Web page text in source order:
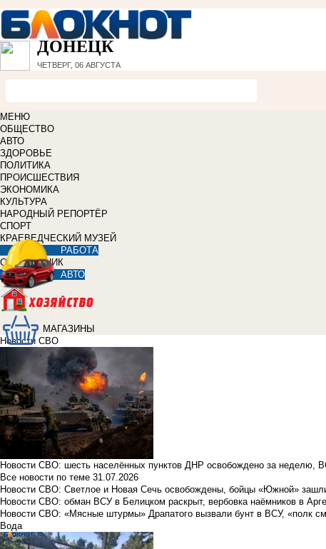
ДОНЕЦК
ЧЕТВЕРГ, 06 АВГУСТА
МЕНЮ
ОБЩЕСТВО
АВТО
ЗДОРОВЬЕ
ПОЛИТИКА
ПРОИСШЕСТВИЯ
ЭКОНОМИКА
КУЛЬТУРА
НАРОДНЫЙ РЕПОРТЁР
СПОРТ
КРАЕВЕДЧЕСКИЙ МУЗЕЙ
РАБОТА
СПРАВОЧНИК
АВТО
МАГАЗИНЫ
Новости СВО
Новости СВО: шесть населённых пунктов ДНР освобождено за неделю,
Все новости по теме 31.07.2026
Новости СВО: Светлое и Новая Сечь освобождены, бойцы «Южной»
Новости СВО: обман ВСУ в Белицком раскрыт, вербовка наёмников в
Новости СВО: «Мясные штурмы» Драпатого вызвали бунт в ВСУ, «полк
Вода